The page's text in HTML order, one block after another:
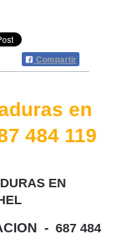
Compartir
en
484 119
EN
- 687 484